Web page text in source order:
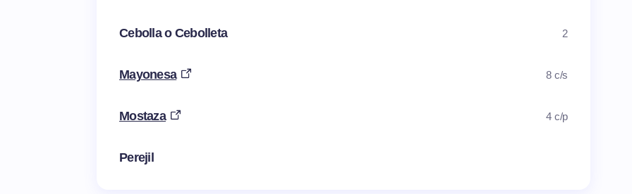
Cebolla o Cebolleta 2
Mayonesa 8 c/s
Mostaza 4 c/p
Perejil